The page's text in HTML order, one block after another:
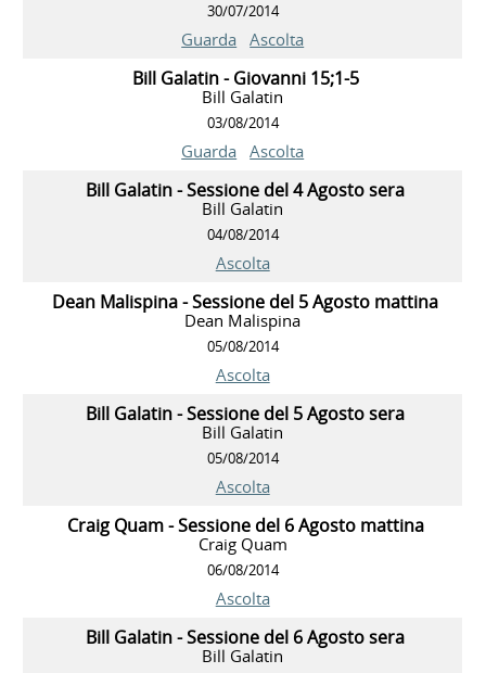
30/07/2014
Guarda Ascolta
Bill Galatin - Giovanni 15;1-5
Bill Galatin
03/08/2014
Guarda Ascolta
Bill Galatin - Sessione del 4 Agosto sera
Bill Galatin
04/08/2014
Ascolta
Dean Malispina - Sessione del 5 Agosto mattina
Dean Malispina
05/08/2014
Ascolta
Bill Galatin - Sessione del 5 Agosto sera
Bill Galatin
05/08/2014
Ascolta
Craig Quam - Sessione del 6 Agosto mattina
Craig Quam
06/08/2014
Ascolta
Bill Galatin - Sessione del 6 Agosto sera
Bill Galatin